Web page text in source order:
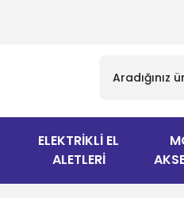
ELEKTRİKLİ EL
ALETLERİ